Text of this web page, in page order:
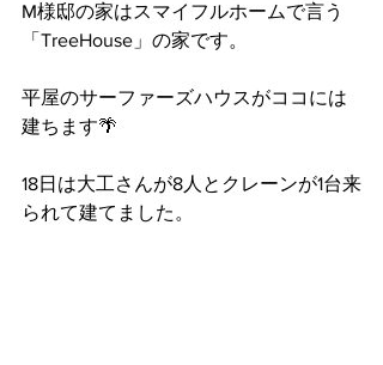
M様邸の家はスマイフルホームで言う
「TreeHouse」の家です。
平屋のサーファーズハウスがココには
建ちます🌴
18日は大工さんが8人とクレーンが1台来
られて建てました。